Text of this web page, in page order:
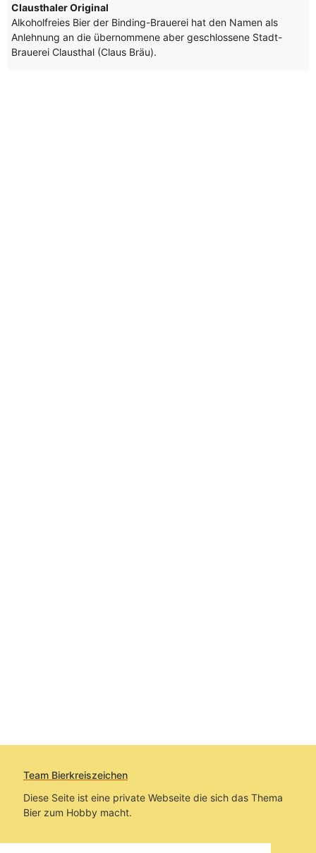
Clausthaler Original
Alkoholfreies Bier der Binding-Brauerei hat den Namen als
Anlehnung an die übernommene aber geschlossene Stadt-
Brauerei Clausthal (Claus Bräu).
Team Bierkreiszeichen
Diese Seite ist eine private Webseite die sich das Thema
Bier zum Hobby macht.